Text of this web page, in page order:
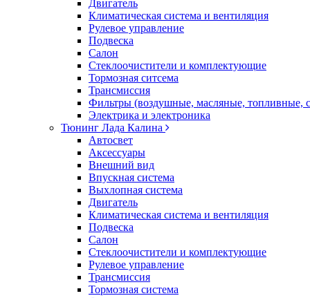
Двигатель
Климатическая система и вентиляция
Рулевое управление
Подвеска
Салон
Стеклоочистители и комплектующие
Тормозная ситсема
Трансмиссия
Фильтры (воздушные, масляные, топливные,
Электрика и электроника
Тюнинг Лада Калина
Автосвет
Аксессуары
Внешний вид
Впускная система
Выхлопная система
Двигатель
Климатическая система и вентиляция
Подвеска
Салон
Стеклоочистители и комплектующие
Рулевое управление
Трансмиссия
Тормозная система